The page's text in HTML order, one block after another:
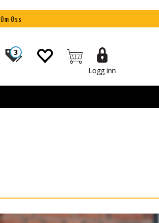
Om Oss
Logg inn
3